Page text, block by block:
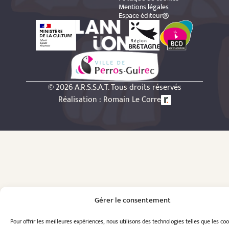
Gérer le consentement
Pour offrir les meilleures expériences, nous utilisons des technologies telles que les
Mentions légales
Espace éditeur
© 2026 A.R.S.S.A.T. Tous droits réservés
Réalisation : Romain Le Corre